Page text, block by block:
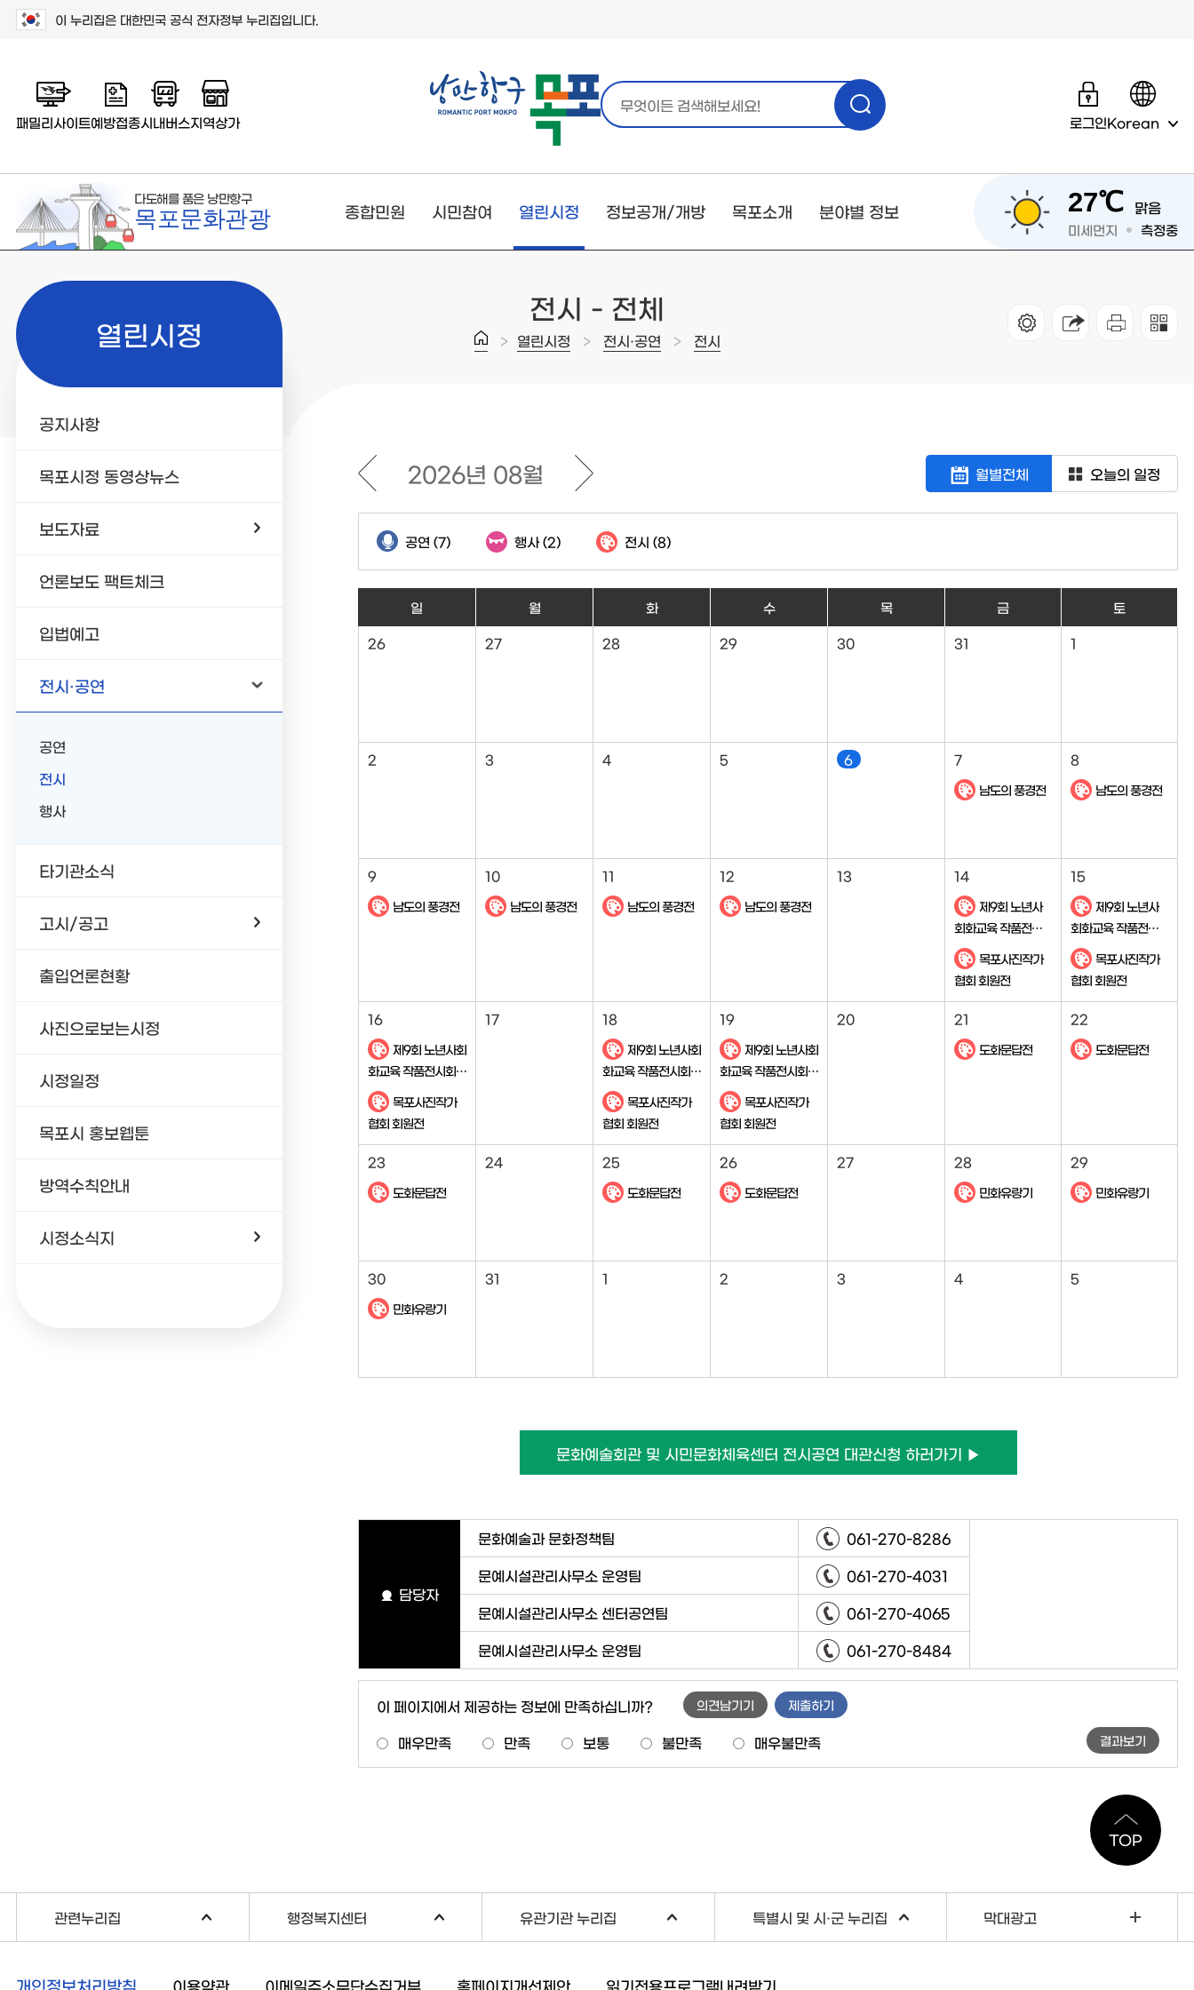
이 누리집은 대한민국 공식 전자정부 누리집입니다.
패밀리사이트예방접종시내버스지역상가 로그인Korean
다도해를 품은 낭만항구
목포문화관광 종합민원 시민참여 열린시정 정보공개/개방 목포소개 분야별 정보 27℃ 맑음
미세먼지 측정중
전시 - 전체
> 열린시정 > 전시·공연 > 전시
열린시정
공지사항
목포시정 동영상뉴스
보도자료
언론보도 팩트체크
입법예고
전시·공연
공연
전시
행사
타기관소식
고시/공고
출입언론현황
사진으로보는시정
시정일정
목포시 홍보웹툰
방역수칙안내
시정소식지
월별전체
2026년 08월
공연 (7) 행사 (2) 전시 (8)
일 월 화 수 목 금 토
26 27 28 29 30 31 1
2 3 4 5 6 7
남도의 풍경전
8
남도의 풍경전
9
남도의 풍경전
10
남도의 풍경전
11
남도의 풍경전
12
남도의 풍경전
13 14
제9회 노년사
회화교육 작품전시
회 '꽃처럼 꿈꾸다.'
목포사진작가
협회 회원전
15
제9회 노년사
회화교육 작품전시
회 '꽃처럼 꿈꾸다.'
목포사진작가
협회 회원전
16
제9회 노년사회
화교육 작품전시회
'꽃처럼 꿈꾸다.'
목포사진작가
협회 회원전
17 18
제9회 노년사회
화교육 작품전시회
'꽃처럼 꿈꾸다.'
목포사진작가
협회 회원전
19
제9회 노년사회
화교육 작품전시회
'꽃처럼 꿈꾸다.'
목포사진작가
협회 회원전
20 21
도화문답전
22
도화문답전
23
도화문답전
24 25
도화문답전
26
도화문답전
27 28
민화유랑기
29
민화유랑기
30
민화유랑기
31 1 2 3 4 5
오늘의 일정
문화예술회관 및 시민문화체육센터 전시공연 대관신청 하러가기 ▶
담당자
문화예술과 문화정책팀
문예시설관리사무소 운영팀
문예시설관리사무소 센터공연팀
문예시설관리사무소 운영팀
061-270-8286
061-270-4031
061-270-4065
061-270-8484
이 페이지에서 제공하는 정보에 만족하십니까?
매우만족 만족 보통 불만족 매우불만족
의견남기기 제출하기
결과보기
TOP
관련누리집 행정복지센터 유관기관 누리집 특별시 및 시·군 누리집 막대광고
개인정보처리방침 이용약관 이메일주소무단수집거부 홈페이지개선제안 읽기전용프로그램내려받기